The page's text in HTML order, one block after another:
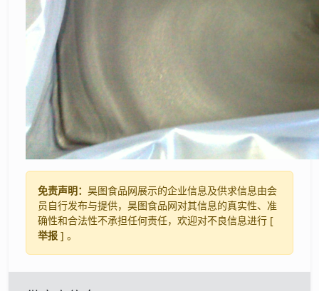
免责声明： 昊图食品网展示的企业信息及供求信息由会
员自行发布与提供，昊图食品网对其信息的真实性、准
确性和合法性不承担任何责任，欢迎对不良信息进行 [
举报 ] 。